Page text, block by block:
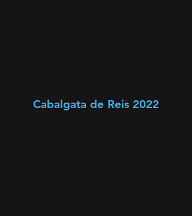
Cabalgata de Reis 2022